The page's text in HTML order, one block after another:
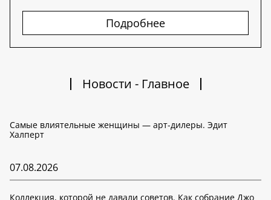
Подробнее
Новости - Главное
Самые влиятельные женщины — арт-дилеры. Эдит
Халперт
07.08.2026
Коллекция, которой не давали советов. Как собрание Джо